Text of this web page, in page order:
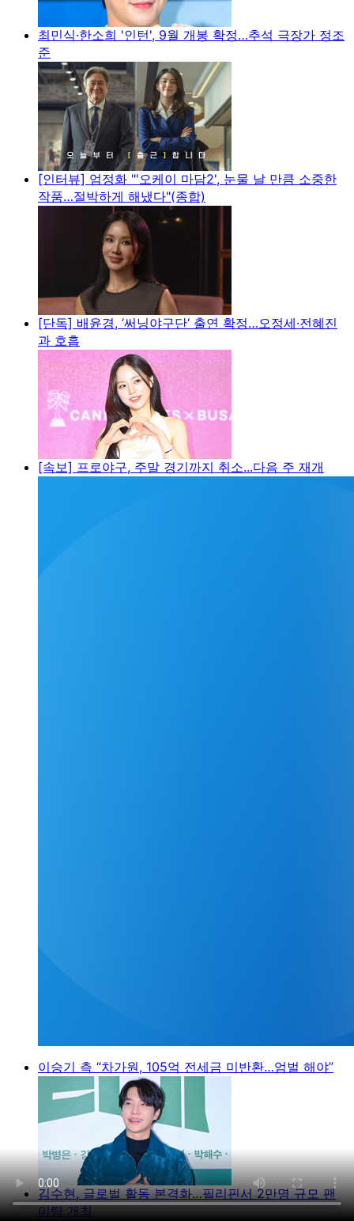
최민식·한소희 '인턴', 9월 개봉 확정…추석 극장가 정조
준
[인터뷰] 엄정화 "'오케이 마담2', 눈물 날 만큼 소중한
작품…절박하게 해냈다"(종합)
[단독] 배윤경, ’써닝야구단‘ 출연 확정…오정세·전혜진
과 호흡
[속보] 프로야구, 주말 경기까지 취소...다음 주 재개
이승기 측 “차가원, 105억 전세금 미반환…엄벌 해야”
김수현, 글로벌 활동 본격화…필리핀서 2만명 규모 팬
미팅 개최